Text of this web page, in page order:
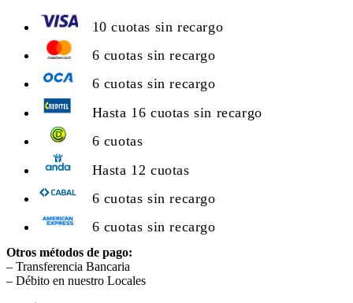
10 cuotas sin recargo
6 cuotas sin recargo
6 cuotas sin recargo
Hasta 16 cuotas sin recargo
6 cuotas
Hasta 12 cuotas
6 cuotas sin recargo
6 cuotas sin recargo
Otros métodos de pago:
– Transferencia Bancaria
– Débito en nuestro Locales